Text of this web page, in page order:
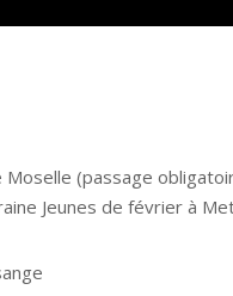
Moselle (passage
Jeunes de février à